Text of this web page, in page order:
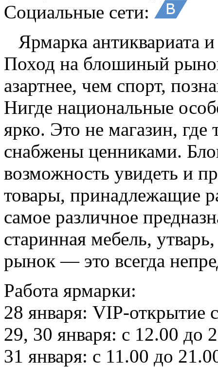
Социальные сети:
Ярмарка антиквариата
Поход на блошиный
азартнее, чем спорт,
Нигде национальные
ярко. Это не магазин,
снабжены ценниками.
возможность увидеть и
товары, принадлежащие
самое различное
старинная мебель,
рынок — это всегда
Работа ярмарки:
28 января: VIP-открытие
29, 30 января: с 12.00 до
31 января: с 11.00 до